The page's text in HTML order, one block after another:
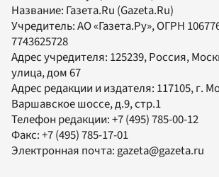
Название: Газета.Ru (Gazeta.Ru)
Учредитель:АО «Газета.Ру», ОГРН
7743625728
Адрес учредителя: 125239, Россия,
улица, дом 67
Адрес редакции и издателя: 117105, г.
Варшавское шоссе, д.9, стр.1
Телефон редакции:+7 (495) 785-00-12
Факс:+7 (495) 785-17-01
Электронная почта: gazeta@gazeta.ru